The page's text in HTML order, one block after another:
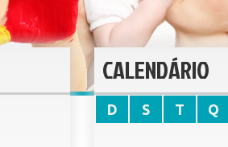
CALENDÁRIO
D S T Q